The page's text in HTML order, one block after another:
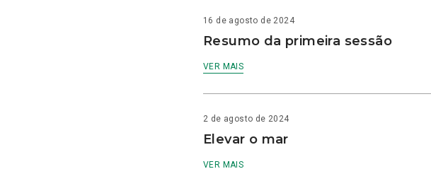
16 de agosto de 2024
Resumo da primeira sessão
VER MAIS
2 de agosto de 2024
Elevar o mar
VER MAIS